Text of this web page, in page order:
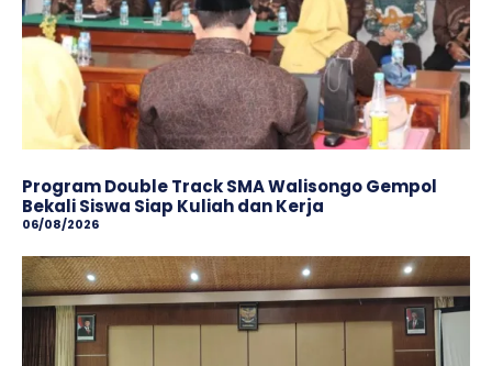
Program Double Track SMA Walisongo Gempol
Bekali Siswa Siap Kuliah dan Kerja
06/08/2026